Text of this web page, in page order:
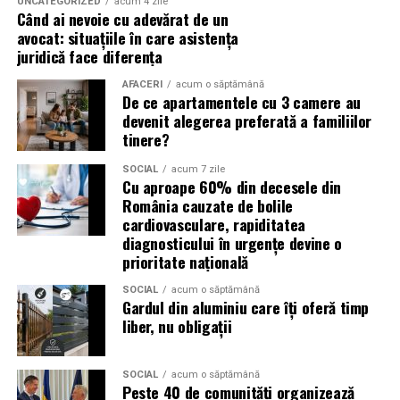
Un ulei formulat pentru utilizarea cu DPF contribuie la:
reducerea acumulării de reziduuri;
protejarea filtrului de particule;
funcționarea eficientă a sistemului antipoluare.
Acest aspect este esențial pentru reducerea riscului
unor reparații costisitoare.
Avantajele Ravenol VMP USVO 5W30
Printre cele mai importante avantaje se numără:
tehnologie USVO;
stabilitate termică ridicată;
rezistență la oxidare;
protecție împotriva uzurii;
și oportunități pentru orice afacere.
(Advertorial)
Când ai nevoie cu adevărat de un
avocat: situațiile în care asistența
juridică face diferența
AFACERI acum o săptămână
De ce apartamentele cu 3 camere au
devenit alegerea preferată a familiilor
tinere?
SOCIAL acum 7 zile
Cu aproape 60% din decesele din
România cauzate de bolile
cardiovasculare, rapiditatea
diagnosticului în urgențe devine o
prioritate națională
SOCIAL acum o săptămână
Gardul din aluminiu care îți oferă timp
liber, nu obligații
SOCIAL acum o săptămână
Peste 40 de comunități organizează